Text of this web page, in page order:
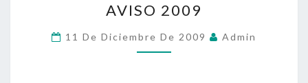
2009
AVISO 2009
11 De Diciembre De 2009 Admin